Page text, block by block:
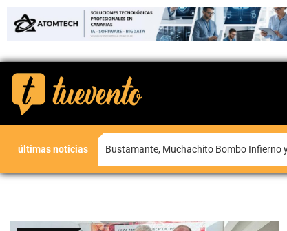
últimas noticias Bustamante, Muchachito Bombo Infierno